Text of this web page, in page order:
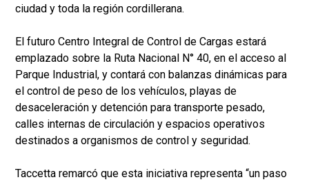
ciudad y toda la región cordillerana.
El futuro Centro Integral de Control de Cargas estará
emplazado sobre la Ruta Nacional N° 40, en el acceso al
Parque Industrial, y contará con balanzas dinámicas para
el control de peso de los vehículos, playas de
desaceleración y detención para transporte pesado,
calles internas de circulación y espacios operativos
destinados a organismos de control y seguridad.
Taccetta remarcó que esta iniciativa representa “un paso